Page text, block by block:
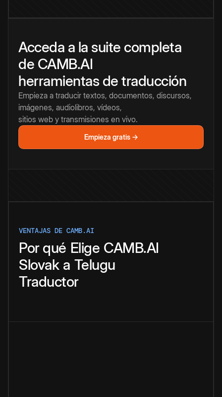
Acceda a la suite completa
de CAMB.AI
herramientas de traducción
Empieza a traducir textos, documentos, discursos,
imágenes, audiolibros, vídeos,
sitios web y transmisiones en vivo.
Empieza gratis →
VENTAJAS DE CAMB.AI
Por qué Elige CAMB.AI
Slovak a Telugu
Traductor